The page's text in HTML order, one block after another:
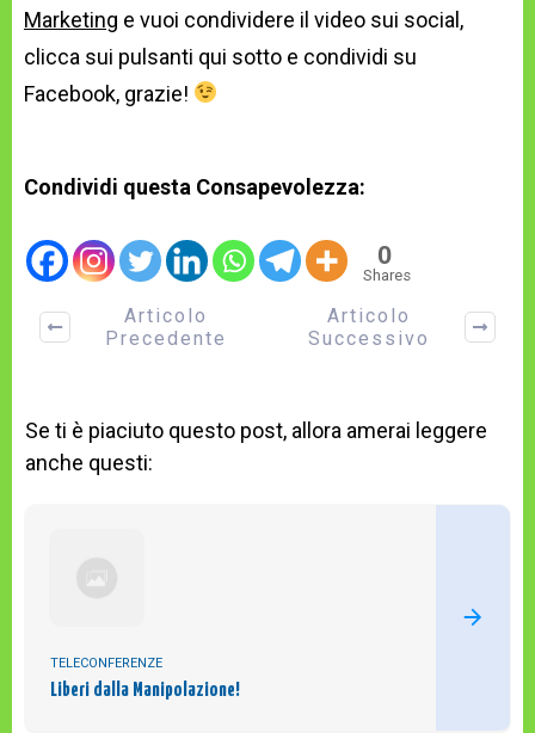
Marketing e vuoi condividere il video sui social,
clicca sui pulsanti qui sotto e condividi su
Facebook, grazie!
Condividi questa Consapevolezza:
0
Shares
Articolo
Precedente
Articolo
Successivo
Se ti è piaciuto questo post, allora amerai leggere
anche questi:
TELECONFERENZE
Liberi dalla Manipolazione!